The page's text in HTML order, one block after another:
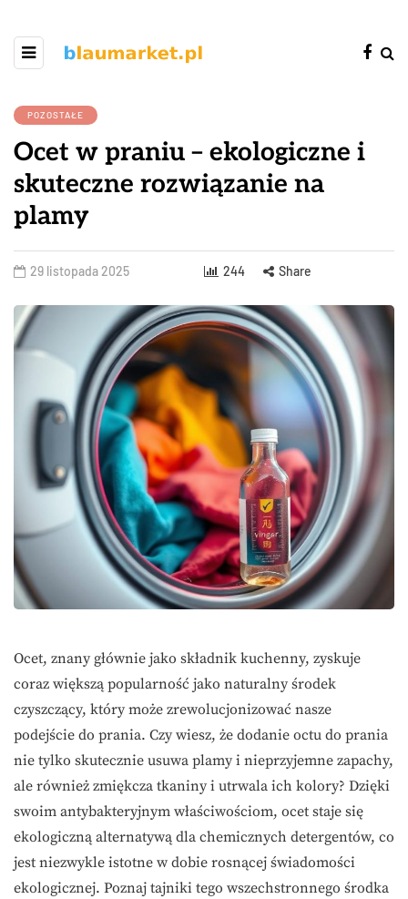
POZOSTAŁE
Ocet w praniu – ekologiczne i
skuteczne rozwiązanie na
plamy
29 listopada 2025 244 Share
Ocet, znany głównie jako składnik kuchenny, zyskuje
coraz większą popularność jako naturalny środek
czyszczący, który może zrewolucjonizować nasze
podejście do prania. Czy wiesz, że dodanie octu do prania
nie tylko skutecznie usuwa plamy i nieprzyjemne zapachy,
ale również zmiękcza tkaniny i utrwala ich kolory? Dzięki
swoim antybakteryjnym właściwościom, ocet staje się
ekologiczną alternatywą dla chemicznych detergentów, co
jest niezwykle istotne w dobie rosnącej świadomości
ekologicznej. Poznaj tajniki tego wszechstronnego środka